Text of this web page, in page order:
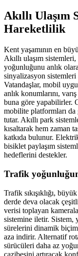
Akıllı
Hareketlilik
Kent yaşamının en
Akıllı ulaşım
yoğunluğunu anlık
sinyalizasyon sistemleri
Vatandaşlar, mobil
anlık konumlarını,
buna göre yapabilirler.
mobilite platformları
tutar. Akıllı park
kısaltarak hem zaman
katkıda bulunur.
bisiklet paylaşım
hedeflerini destekler.
Trafik
Trafik sıkışıklığı,
derde deva olacak
verisi toplayan
sistemine iletir. Sistem,
sürelerini dinamik
aza indirir. Alternatif
sürücüleri daha az
cazibesini artıracak